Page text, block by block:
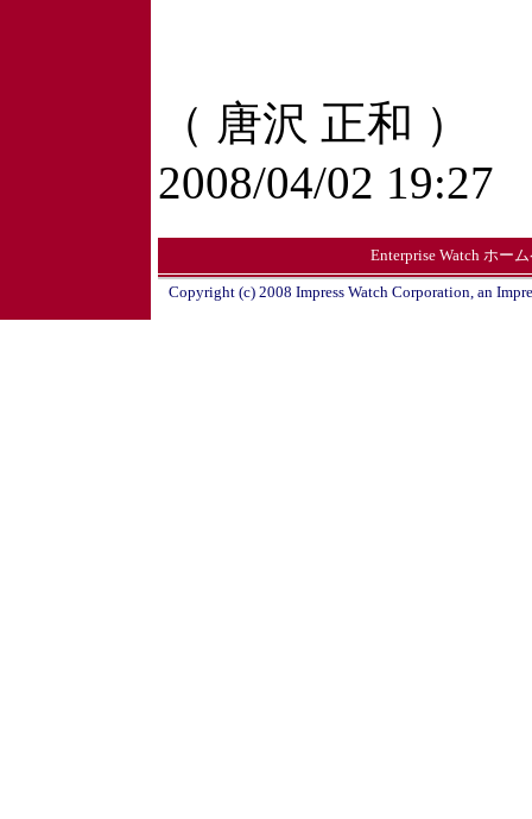
（ 唐沢 正和 ）
2008/04/02 19:27
Enterprise Watch ホー
Copyright (c) 2008 Impress Watch Corporation, an